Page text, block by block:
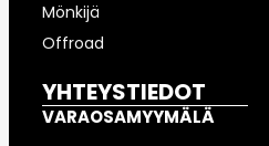
Mönkijä
Offroad
YHTEYSTIEDOT
VARAOSAMYYMÄLÄ